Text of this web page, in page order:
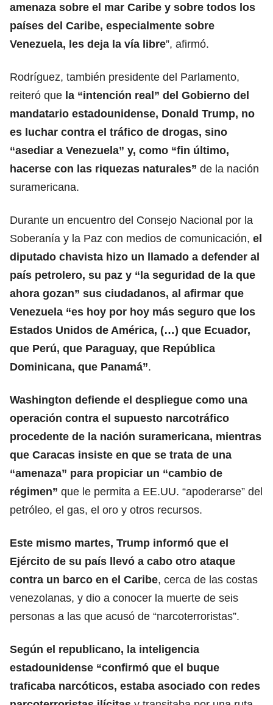
amenaza sobre el mar Caribe y sobre todos los
países del Caribe, especialmente sobre
Venezuela, les deja la vía libre”, afirmó.
Rodríguez, también presidente del Parlamento,
reiteró que la “intención real” del Gobierno del
mandatario estadounidense, Donald Trump, no
es luchar contra el tráfico de drogas, sino
“asediar a Venezuela” y, como “fin último,
hacerse con las riquezas naturales” de la nación
suramericana.
Durante un encuentro del Consejo Nacional por la
Soberanía y la Paz con medios de comunicación, el
diputado chavista hizo un llamado a defender al
país petrolero, su paz y “la seguridad de la que
ahora gozan” sus ciudadanos, al afirmar que
Venezuela “es hoy por hoy más seguro que los
Estados Unidos de América, (…) que Ecuador,
que Perú, que Paraguay, que República
Dominicana, que Panamá”.
Washington defiende el despliegue como una
operación contra el supuesto narcotráfico
procedente de la nación suramericana, mientras
que Caracas insiste en que se trata de una
“amenaza” para propiciar un “cambio de
régimen” que le permita a EE.UU. “apoderarse” del
petróleo, el gas, el oro y otros recursos.
Este mismo martes, Trump informó que el
Ejército de su país llevó a cabo otro ataque
contra un barco en el Caribe, cerca de las costas
venezolanas, y dio a conocer la muerte de seis
personas a las que acusó de “narcoterroristas”.
Según el republicano, la inteligencia
estadounidense “confirmó que el buque
traficaba narcóticos, estaba asociado con redes